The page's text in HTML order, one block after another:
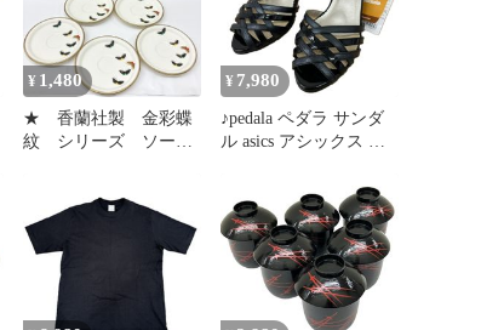
¥ 1,480
★ 香蘭社製 金彩蝶
紋 シリーズ ソーサ
¥ 7,980
♪pedala ペダラ サンダ
ル asics アシックス 本